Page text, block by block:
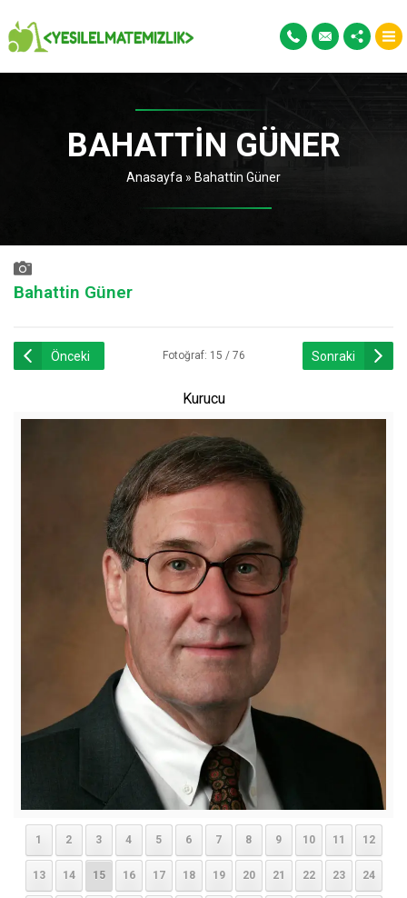
BAHATTIN GÜNER
Anasayfa » Bahattin Güner
Bahattin Güner
Önceki Fotoğraf: 15 / 76 Sonraki
Kurucu
1 2 3 4 5 6 7 8 9 10 11 12
13 14 15 16 17 18 19 20 21 22 23 24